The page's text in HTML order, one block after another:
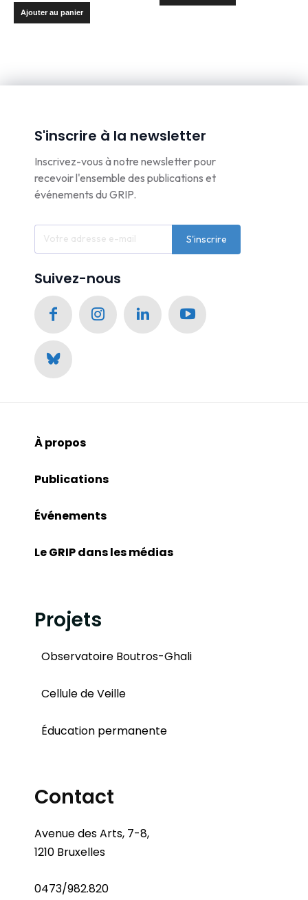
Ajouter au panier
S'inscrire à la newsletter
Inscrivez-vous à notre newsletter pour
recevoir l'ensemble des publications et
événements du GRIP.
S'inscrire
Suivez-nous
À propos
Publications
Événements
Le GRIP dans les médias
Projets
Observatoire Boutros-Ghali
Cellule de Veille
Éducation permanente
Contact
Avenue des Arts, 7-8,
1210 Bruxelles
0473/982.820